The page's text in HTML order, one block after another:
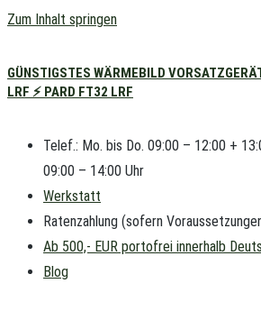
Zum Inhalt springen
GÜNSTIGSTES WÄRMEBILD
LRF ⚡ PARD FT32 LRF
Telef.: Mo. bis Do. 09:00 – 12:00 +
09:00 – 14:00 Uhr
Werkstatt
Ratenzahlung (sofern
Ab 500,- EUR portofrei innerhalb
Blog